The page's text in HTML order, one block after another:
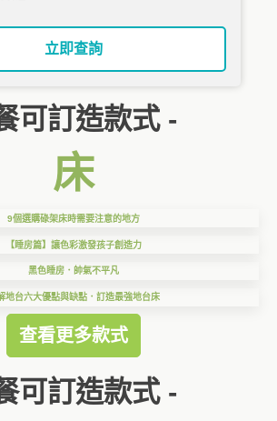
立即查詢
可訂造款式 -
床
9個選購碌架床時需要注意的地方
【睡房篇】讓色彩激發孩子創造力
黑色睡房．帥氣不平凡
地台六大優點與缺點．訂造最強地台床
查看更多款式
可訂造款式 -